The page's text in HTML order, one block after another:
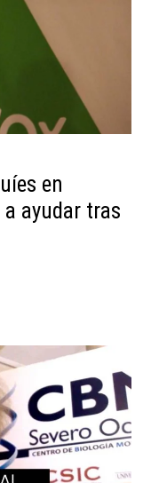
en
a ayudar tras